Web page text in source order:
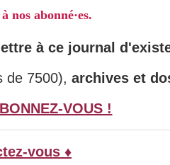
nos abonné·es.
à ce journal
de 7500), archives et
VOUS !
vous ♦